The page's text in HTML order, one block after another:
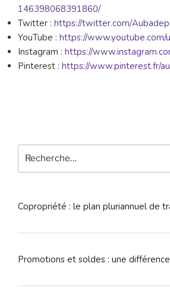
146398068391860/
Twitter : https://twitter.com/
YouTube : https://www.youtube.com/
Instagram : https://
Pinterest : https://www.pinterest.fr/
pour
Copropriété : le plan pluriannuel de
Promotions et soldes : une